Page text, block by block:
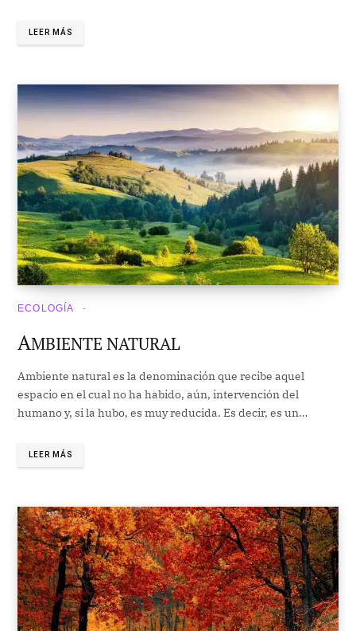
LEER MÁS
ECOLOGÍA
AMBIENTE NATURAL
Ambiente natural es la denominación que recibe aquel
espacio en el cual no ha habido, aún, intervención del
humano y, si la hubo, es muy reducida. Es decir, es un…
LEER MÁS